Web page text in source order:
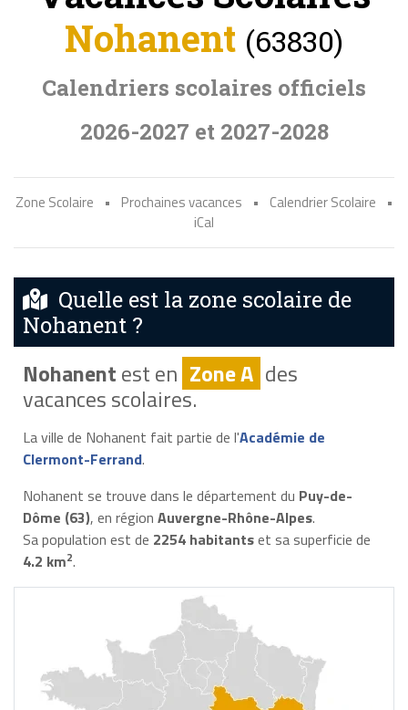
Nohanent (63830)
Calendriers scolaires officiels
2026-2027 et 2027-2028
Zone Scolaire • Prochaines vacances • Calendrier Scolaire
•
iCal
Quelle est la zone scolaire de
Nohanent ?
Nohanentest en Zone A des
vacances scolaires.
La ville de Nohanent fait partie de l'Académie de
Clermont-Ferrand.
Nohanent se trouve dans le département du Puy-de-
Dôme (63), en région Auvergne-Rhône-Alpes.
Sa population est de 2254 habitantset sa superficie de
4.2 km2.